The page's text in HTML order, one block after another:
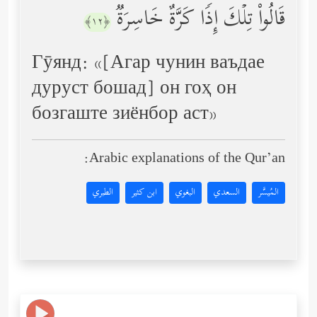
قَالُواْ تِلۡكَ إِذࣰا كَرَّةٌ خَاسِرَةࣱ ﴿١٢﴾
Гӯянд: «[Агар чунин ваъдае
дуруст бошад] он гоҳ он
бозгаште зиёнбор аст»
Arabic explanations of the Qur’an:
المُيسَّر السعدي البغوي ابن كثير الطبري